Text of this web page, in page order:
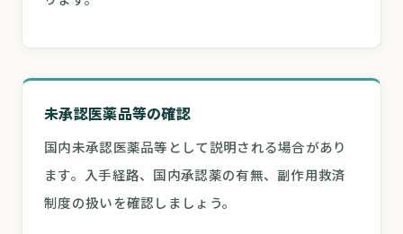
未承認医薬品等の確認
国内未承認医薬品等として説明される場合があり
ます。入手経路、国内承認薬の有無、副作用救済
制度の扱いを確認しましょう。